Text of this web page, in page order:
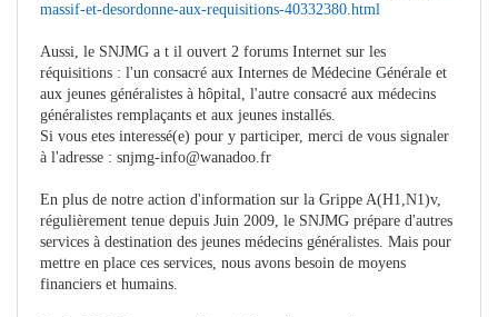
massif-et-desordonne-aux-requisitions-40332380.html
Aussi, le SNJMG a t il ouvert 2 forums Internet sur les
réquisitions : l'un consacré aux Internes de Médecine Générale et
aux jeunes généralistes à hôpital, l'autre consacré aux médecins
généralistes remplaçants et aux jeunes installés.
Si vous etes interessé(e) pour y participer, merci de vous signaler
à l'adresse : snjmg-info@wanadoo.fr
En plus de notre action d'information sur la Grippe A(H1,N1)v,
régulièrement tenue depuis Juin 2009, le SNJMG prépare d'autres
services à destination des jeunes médecins généralistes. Mais pour
mettre en place ces services, nous avons besoin de moyens
financiers et humains.